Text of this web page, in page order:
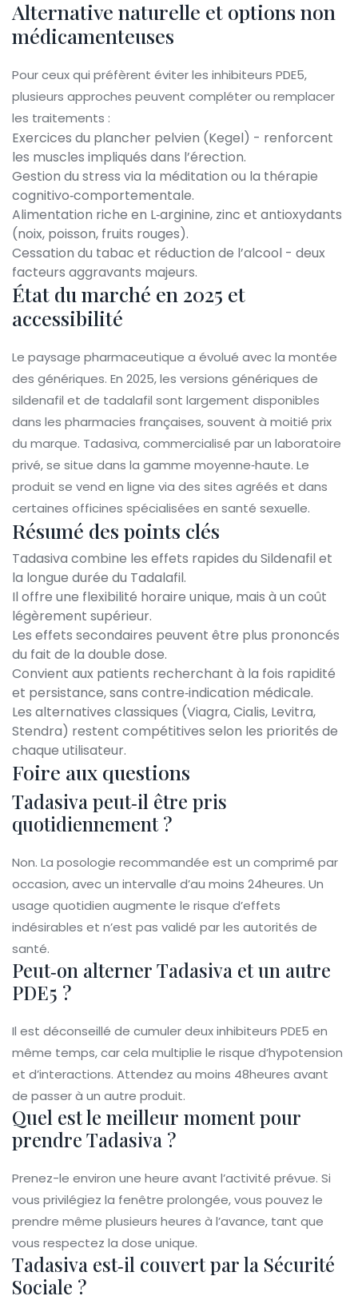
Alternative naturelle et options non
médicamenteuses
Pour ceux qui préfèrent éviter les inhibiteurs PDE5,
plusieurs approches peuvent compléter ou remplacer
les traitements :
Exercices du plancher pelvien (Kegel) - renforcent
les muscles impliqués dans l’érection.
Gestion du stress via la méditation ou la thérapie
cognitivo‑comportementale.
Alimentation riche en L‑arginine, zinc et antioxydants
(noix, poisson, fruits rouges).
Cessation du tabac et réduction de l’alcool - deux
facteurs aggravants majeurs.
État du marché en 2025 et
accessibilité
Le paysage pharmaceutique a évolué avec la montée
des génériques. En 2025, les versions génériques de
sildenafil et de tadalafil sont largement disponibles
dans les pharmacies françaises, souvent à moitié prix
du marque. Tadasiva, commercialisé par un laboratoire
privé, se situe dans la gamme moyenne‑haute. Le
produit se vend en ligne via des sites agréés et dans
certaines officines spécialisées en santé sexuelle.
Résumé des points clés
Tadasiva combine les effets rapides du Sildenafil et
la longue durée du Tadalafil.
Il offre une flexibilité horaire unique, mais à un coût
légèrement supérieur.
Les effets secondaires peuvent être plus prononcés
du fait de la double dose.
Convient aux patients recherchant à la fois rapidité
et persistance, sans contre‑indication médicale.
Les alternatives classiques (Viagra, Cialis, Levitra,
Stendra) restent compétitives selon les priorités de
chaque utilisateur.
Foire aux questions
Tadasiva peut‑il être pris
quotidiennement ?
Non. La posologie recommandée est un comprimé par
occasion, avec un intervalle d’au moins 24heures. Un
usage quotidien augmente le risque d’effets
indésirables et n’est pas validé par les autorités de
santé.
Peut‑on alterner Tadasiva et un autre
PDE5 ?
Il est déconseillé de cumuler deux inhibiteurs PDE5 en
même temps, car cela multiplie le risque d’hypotension
et d’interactions. Attendez au moins 48heures avant
de passer à un autre produit.
Quel est le meilleur moment pour
prendre Tadasiva ?
Prenez-le environ une heure avant l’activité prévue. Si
vous privilégiez la fenêtre prolongée, vous pouvez le
prendre même plusieurs heures à l’avance, tant que
vous respectez la dose unique.
Tadasiva est‑il couvert par la Sécurité
Sociale ?